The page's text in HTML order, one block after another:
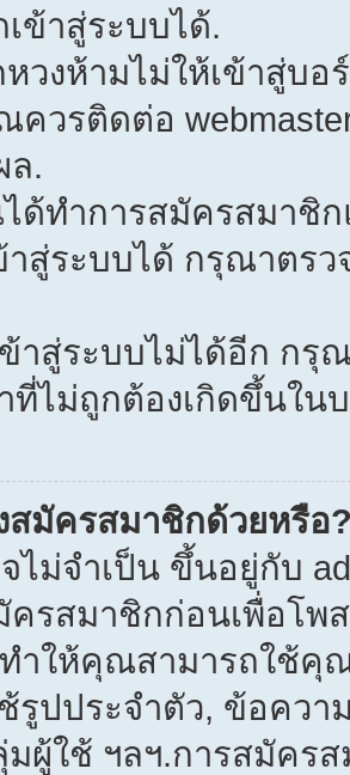
ข้าสู่ระบบได้.
งห้ามไม่ให้เข้าสู่บอ
วรติดต่อ
ล.
ทำการสมัครสมาชิ
าสู่ระบบได้ กรุณาตรว
าสู่ระบบไม่ได้อีก กรุ
ที่ไม่ถูกต้องเกิดขึ้นใน
สมัครสมาชิกด้วยหรือ
ไม่จำเป็น ขึ้นอยู่กับ
รสมาชิกก่อนเพื่อโพ
ำให้คุณสามารถใช้คุ
รูปประจำตัว, ข้อคว
มผู้ใช้ ฯลฯ.การสมัคร